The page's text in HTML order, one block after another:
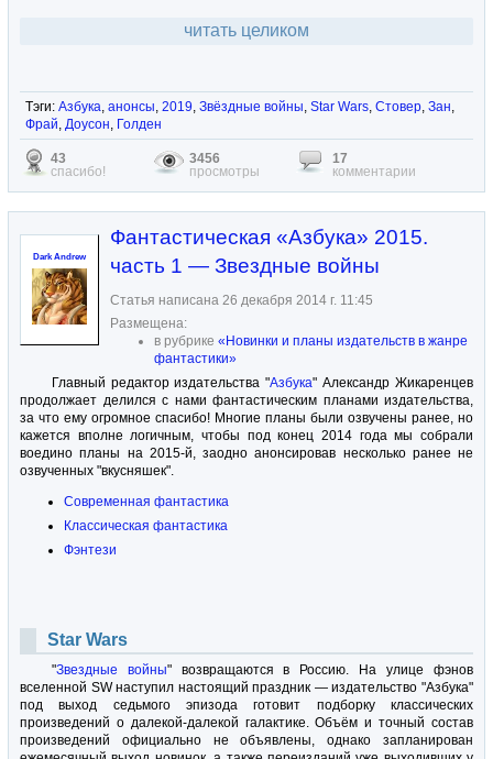
читать целиком
Тэги: Азбука, анонсы, 2019, Звёздные войны, Star Wars, Стовер, Зан,
Фрай, Доусон, Голден
43
спасибо!
3456
просмотры
17
комментарии
Dark Andrew
Фантастическая «Азбука» 2015.
часть 1 — Звездные войны
Статья написана 26 декабря 2014 г. 11:45
Размещена:
в рубрике «Новинки и планы издательств в жанре
фантастики»
Главный редактор издательства "Азбука" Александр Жикаренцев
продолжает делился с нами фантастическим планами издательства,
за что ему огромное спасибо! Многие планы были озвучены ранее, но
кажется вполне логичным, чтобы под конец 2014 года мы собрали
воедино планы на 2015-й, заодно анонсировав несколько ранее не
озвученных "вкусняшек".
Современная фантастика
Классическая фантастика
Фэнтези
Star Wars
"Звездные войны" возвращаются в Россию. На улице фэнов
вселенной SW наступил настоящий праздник — издательство "Азбука"
под выход седьмого эпизода готовит подборку классических
произведений о далекой-далекой галактике. Объём и точный состав
произведений официально не объявлены, однако запланирован